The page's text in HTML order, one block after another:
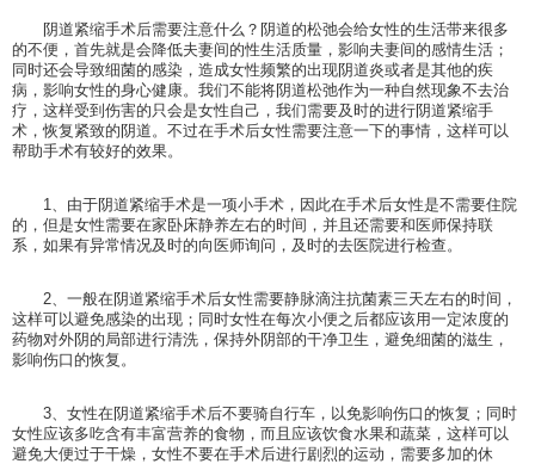
阴道紧缩手术后需要注意什么？阴道的松弛会给女性的生活带来很多
的不便，首先就是会降低夫妻间的性生活质量，影响夫妻间的感情生活；
同时还会导致细菌的感染，造成女性频繁的出现阴道炎或者是其他的疾
病，影响女性的身心健康。我们不能将阴道松弛作为一种自然现象不去治
疗，这样受到伤害的只会是女性自己，我们需要及时的进行阴道紧缩手
术，恢复紧致的阴道。不过在手术后女性需要注意一下的事情，这样可以
帮助手术有较好的效果。
1、由于阴道紧缩手术是一项小手术，因此在手术后女性是不需要住院
的，但是女性需要在家卧床静养左右的时间，并且还需要和医师保持联
系，如果有异常情况及时的向医师询问，及时的去医院进行检查。
2、一般在阴道紧缩手术后女性需要静脉滴注抗菌素三天左右的时间，
这样可以避免感染的出现；同时女性在每次小便之后都应该用一定浓度的
药物对外阴的局部进行清洗，保持外阴部的干净卫生，避免细菌的滋生，
影响伤口的恢复。
3、女性在阴道紧缩手术后不要骑自行车，以免影响伤口的恢复；同时
女性应该多吃含有丰富营养的食物，而且应该饮食水果和蔬菜，这样可以
避免大便过于干燥，女性不要在手术后进行剧烈的运动，需要多加的休